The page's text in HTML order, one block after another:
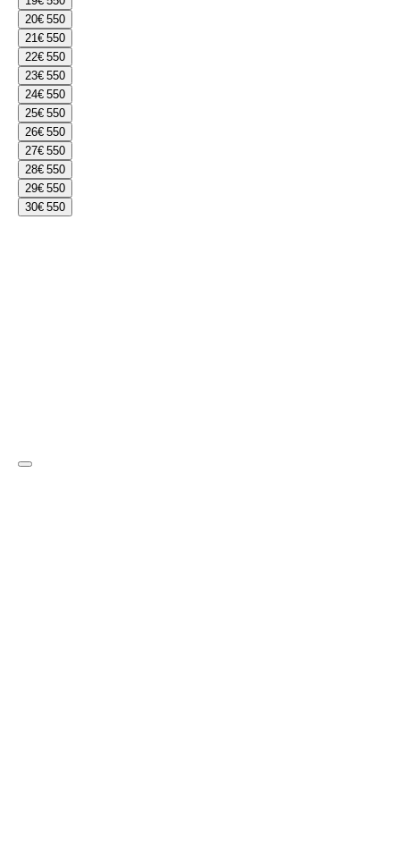
20€ 550
21€ 550
22€ 550
23€ 550
24€ 550
25€ 550
26€ 550
27€ 550
28€ 550
29€ 550
30€ 550